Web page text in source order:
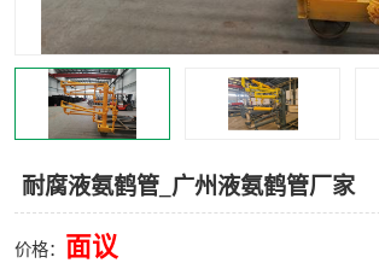
耐腐液氨鹤管_广州液氨鹤管厂家
价格： 面议
底部鹤管 低温鹤管
浮动出油装置 鹤管